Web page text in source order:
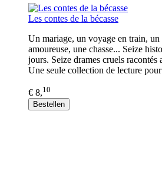
Les contes de la bécasse
Un mariage, un voyage en train, un
amoureuse, une chasse... Seize
jours. Seize drames cruels racontés
Une seule collection de lecture
€ 8,10
Bestellen